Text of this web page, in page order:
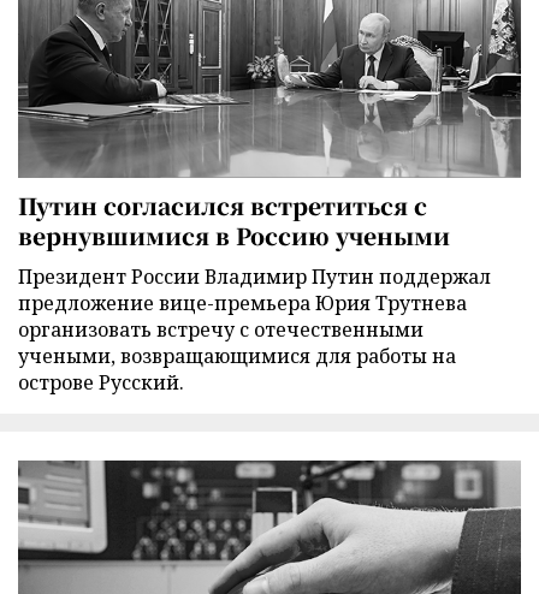
Путин согласился встретиться с
вернувшимися в Россию учеными
Президент России Владимир Путин поддержал
предложение вице-премьера Юрия Трутнева
организовать встречу с отечественными
учеными, возвращающимися для работы на
острове Русский.